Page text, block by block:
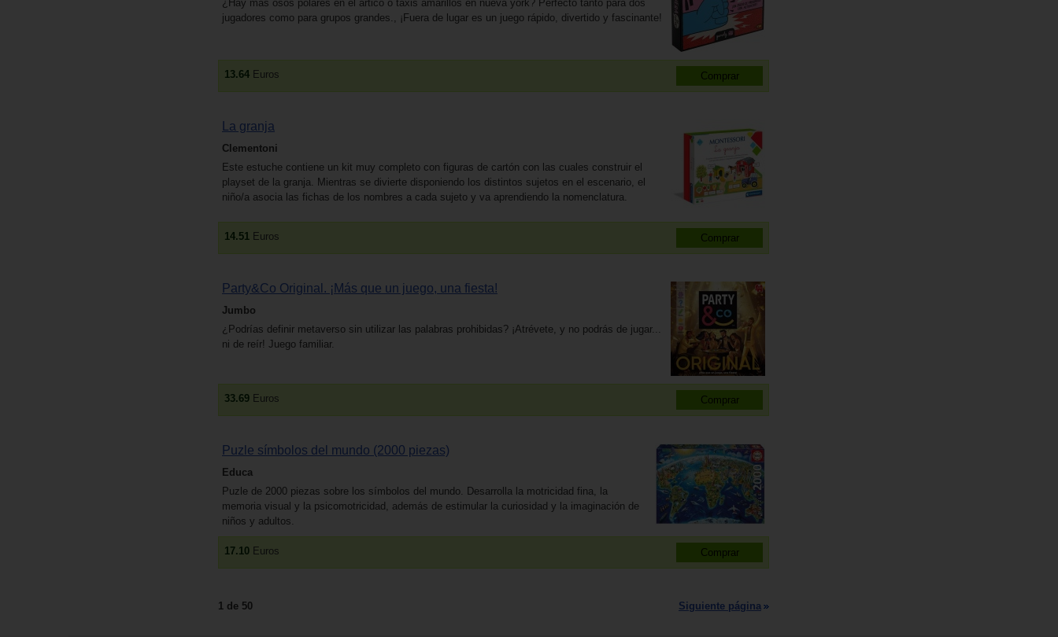
¿Hay más osos polares en el ártico o taxis amarillos en nueva york? Perfecto tanto para dos
jugadores como para grupos grandes., ¡Fuera de lugar es un juego rápido, divertido y fascinante!
13.64 Euros
La granja
Clementoni
Este estuche contiene un kit muy completo con figuras de cartón con las cuales construir el
playset de la granja. Mientras se divierte disponiendo los distintos sujetos en el escenario, el
niño/a asocia las fichas de los nombres a cada sujeto y va aprendiendo la nomenclatura.
14.51 Euros
Party&Co Original. ¡Más que un juego, una fiesta!
Jumbo
¿Podrías definir metaverso sin utilizar las palabras prohibidas? ¡Atrévete, y no podrás de jugar...
ni de reír! Juego familiar.
33.69 Euros
Puzle símbolos del mundo (2000 piezas)
Educa
Puzle de 2000 piezas sobre los símbolos del mundo. Desarrolla la motricidad fina, la
memoria visual y la psicomotricidad, además de estimular la curiosidad y la imaginación de
niños y adultos.
17.10 Euros
1 de 50 Siguiente página